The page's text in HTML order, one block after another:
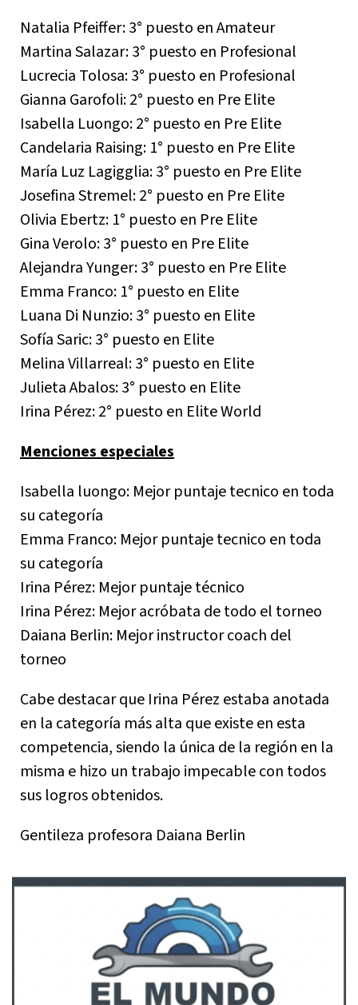
Natalia Pfeiffer: 3° puesto en Amateur
Martina Salazar: 3° puesto en Profesional
Lucrecia Tolosa: 3° puesto en Profesional
Gianna Garofoli: 2° puesto en Pre Elite
Isabella Luongo: 2° puesto en Pre Elite
Candelaria Raising: 1° puesto en Pre Elite
María Luz Lagigglia: 3° puesto en Pre Elite
Josefina Stremel: 2° puesto en Pre Elite
Olivia Ebertz: 1° puesto en Pre Elite
Gina Verolo: 3° puesto en Pre Elite
Alejandra Yunger: 3° puesto en Pre Elite
Emma Franco: 1° puesto en Elite
Luana Di Nunzio: 3° puesto en Elite
Sofía Saric: 3° puesto en Elite
Melina Villarreal: 3° puesto en Elite
Julieta Abalos: 3° puesto en Elite
Irina Pérez: 2° puesto en Elite World
Menciones especiales
Isabella luongo: Mejor puntaje tecnico en toda
su categoría
Emma Franco: Mejor puntaje tecnico en toda
su categoría
Irina Pérez: Mejor puntaje técnico
Irina Pérez: Mejor acróbata de todo el torneo
Daiana Berlin: Mejor instructor coach del
torneo
Cabe destacar que Irina Pérez estaba anotada
en la categoría más alta que existe en esta
competencia, siendo la única de la región en la
misma e hizo un trabajo impecable con todos
sus logros obtenidos.
Gentileza profesora Daiana Berlin